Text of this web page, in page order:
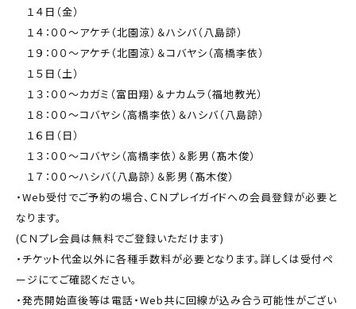
１４日（金）
１４：００～アケチ（北園涼）＆ハシバ（八島諒）
１９：００～アケチ（北園涼）＆コバヤシ（高橋李依）
１５日（土）
１３：００～カガミ（富田翔）＆ナカムラ（福地教光）
１８：００～コバヤシ（高橋李依）＆ハシバ（八島諒）
１６日（日）
１３：００～コバヤシ（高橋李依）＆影男（髙木俊）
１７：００～ハシバ（八島諒）＆影男（髙木俊）
・Web受付でご予約の場合、ＣＮプレイガイドへの会員登録が必要と
なります。
(ＣＮプレ会員は無料でご登録いただけます)
・チケット代金以外に各種手数料が必要となります。詳しくは受付ペ
ージにてご確認ください。
・発売開始直後等は電話・Web共に回線が込み合う可能性がござい